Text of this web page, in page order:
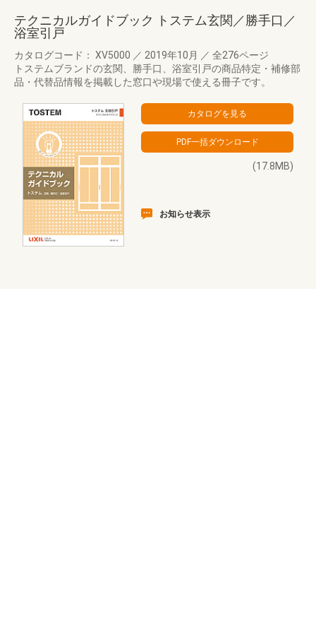
テクニカルガイドブック トステム玄関／勝手口／
浴室引戸
カタログコード： XV5000 ／ 2019年10月 ／ 全276ページ
トステムブランドの玄関、勝手口、浴室引戸の商品特定・補修部
品・代替品情報を掲載した窓口や現場で使える冊子です。
(17.8MB)
お知らせ表示